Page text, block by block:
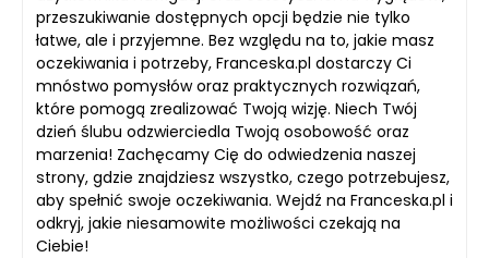
przeszukiwanie dostępnych opcji będzie nie tylko
łatwe, ale i przyjemne. Bez względu na to, jakie masz
oczekiwania i potrzeby, Franceska.pl dostarczy Ci
mnóstwo pomysłów oraz praktycznych rozwiązań,
które pomogą zrealizować Twoją wizję. Niech Twój
dzień ślubu odzwierciedla Twoją osobowość oraz
marzenia! Zachęcamy Cię do odwiedzenia naszej
strony, gdzie znajdziesz wszystko, czego potrzebujesz,
aby spełnić swoje oczekiwania. Wejdź na Franceska.pl i
odkryj, jakie niesamowite możliwości czekają na
Ciebie!